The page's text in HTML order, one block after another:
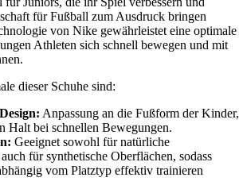
für Fußball zum Ausdruck bringen
von Nike gewährleistet eine optimale
Athleten sich schnell bewegen und mit
dieser Schuhe sind:
Anpassung an die Fußform der Kinder,
Halt bei schnellen Bewegungen.
Geeignet sowohl für natürliche
für synthetische Oberflächen, sodass
vom Platztyp effektiv trainieren